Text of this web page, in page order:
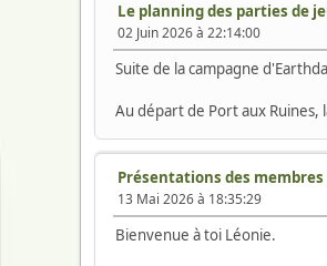
Le planning des parties de
02 Juin 2026 à 22:14:00
Suite de la campagne
Au départ de Port aux Ruines,
Présentations des membres
13 Mai 2026 à 18:35:29
Bienvenue à toi Léonie.